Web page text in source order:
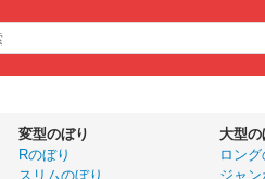
変型のぼり
Rのぼり
スリムのぼり
大型の
ロング
ジャン